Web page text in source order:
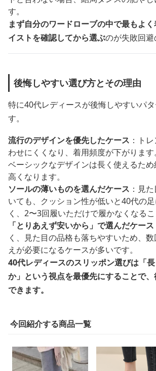
す。
まず自分のワードローブの中で最もよ
イストを確認してから選ぶのが失敗回避
後悔しやすい選び方とその理由
特に40代レディースが後悔しやすいパ
す。
流行のデザインを優先したケース ：ト
わせにくくなり、着用頻度が下がります。
ベーシックなデザインは長く使えるた
高くなります。
ソールの薄いものを選んだケース ：見
いても、クッション性が低いと40代の
く、2〜3回履いただけで履かなくなるこ
「とりあえず安いから」で選んだケース
く、見た目の品格も落ちやすいため、
えが必要になるケースが多いです。
40代レディースのスリッポン選びは「
か」という視点を最優先にすることで
できます。
今回紹介する商品一覧